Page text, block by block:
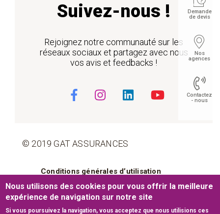
Suivez-nous !
Rejoignez notre communauté sur les
réseaux sociaux et partagez avec nous
vos avis et feedbacks !
© 2019 GAT ASSURANCES
Pied de page
Conditions générales d’utilisation
Cookies Mentions légales
Demande
de devis
Nos
agences
Contactez
- nous
Nous utilisons des cookies pour vous offrir la meilleure
expérience de navigation sur notre site
Si vous poursuivez la navigation, vous acceptez que nous utilisions ces